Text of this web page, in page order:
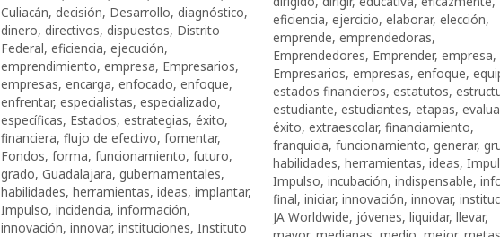
Culiacán, decisión, Desarrollo, diagnóstico,
dinero, directivos, dispuestos, Distrito
Federal, eficiencia, ejecución,
emprendimiento, empresa, Empresarios,
empresas, encarga, enfocado, enfoque,
enfrentar, especialistas, especializado,
específicas, Estados, estrategias, éxito,
financiera, flujo de efectivo, fomentar,
Fondos, forma, funcionamiento, futuro,
grado, Guadalajara, gubernamentales,
habilidades, herramientas, ideas, implantar,
Impulso, incidencia, información,
innovación, innovar, instituciones, Instituto
eficiencia, ejercicio, elaborar, elección,
emprende, emprendedoras,
Emprendedores, Emprender, empresa,
Empresarios, empresas, enfoque,
estados financieros, estatutos,
estudiante, estudiantes, etapas,
éxito, extraescolar, financiamiento,
franquicia, funcionamiento, generar,
habilidades, herramientas, ideas,
Impulso, incubación, indispensable,
final, iniciar, innovación, innovar,
JA Worldwide, jóvenes, liquidar, llevar,